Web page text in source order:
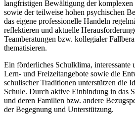
langfristigen Bewältigung der komplexen
sowie der teilweise hohen psychischen
das eigene professionelle Handeln
reflektieren und aktuelle
Teamberatungen bzw. kollegialer
thematisieren.
Ein förderliches Schulklima, interessante
Lern- und Freizeitangebote sowie die
schulischer Traditionen unterstützen die
Schule. Durch aktive Einbindung in das
und deren Familien bzw. andere
der Begegnung und Unterstützung.